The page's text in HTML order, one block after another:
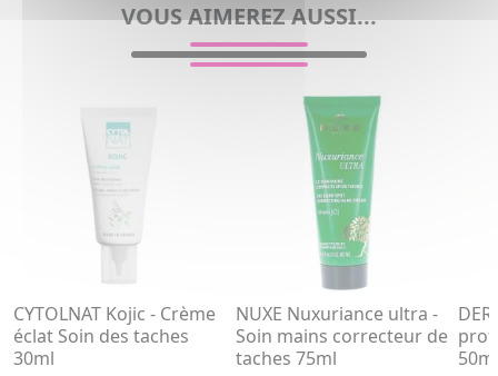
VOUS AIMEREZ AUSSI...
CYTOLNAT Kojic - Crème
éclat Soin des taches
30ml
NUXE Nuxuriance ultra -
Soin mains correcteur de
taches 75ml
50ml